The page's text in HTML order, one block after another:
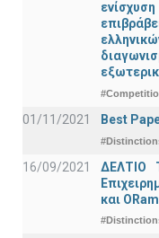
01/11/2021 Best
16/09/2021
ΔΕΛΤΙΟ
και